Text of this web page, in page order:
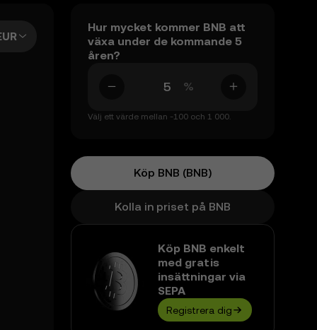
Hur mycket kommer BNB att
växa under de kommande 5
åren?
%
Välj ett värde mellan -100 och 1 000.
Köp BNB (BNB)
Kolla in priset på BNB
Köp BNB enkelt
med gratis
insättningar via
SEPA
Registrera dig